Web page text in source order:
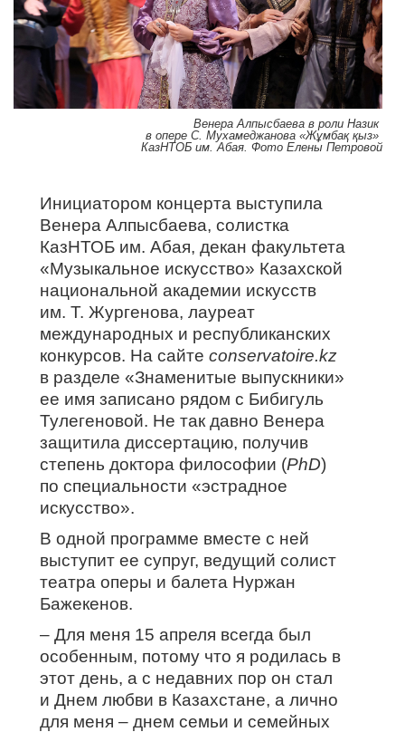
Венера Алпысбаева в роли Назик
в опере С. Мухамеджанова «Жұмбақ қыз»
КазНТОБ им. Абая. Фото Елены Петровой
Инициатором концерта выступила
Венера Алпысбаева, солистка
КазНТОБ им. Абая, декан факультета
«Музыкальное искусство» Казахской
национальной академии искусств
им. Т. Жургенова, лауреат
международных и республиканских
конкурсов. На сайте conservatoire.kz
в разделе «Знаменитые выпускники»
ее имя записано рядом с Бибигуль
Тулегеновой. Не так давно Венера
защитила диссертацию, получив
степень доктора философии (PhD)
по специальности «эстрадное
искусство».
В одной программе вместе с ней
выступит ее супруг, ведущий солист
театра оперы и балета Нуржан
Бажекенов.
– Для меня 15 апреля всегда был
особенным, потому что я родилась в
этот день, а с недавних пор он стал
и Днем любви в Казахстане, а лично
для меня – днем семьи и семейных